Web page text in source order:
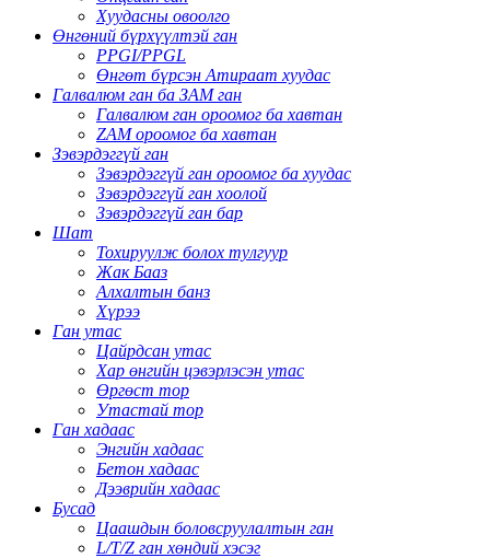
Хуудасны овоолго
Өнгөний бүрхүүлтэй ган
PPGI/PPGL
Өнгөт бүрсэн Атираат хуудас
Галвалюм ган ба ЗАМ ган
Галвалюм ган ороомог ба хавтан
ZAM ороомог ба хавтан
Зэвэрдэггүй ган
Зэвэрдэггүй ган ороомог ба хуудас
Зэвэрдэггүй ган хоолой
Зэвэрдэггүй ган бар
Шат
Тохируулж болох тулгуур
Жак Бааз
Алхалтын банз
Хүрээ
Ган утас
Цайрдсан утас
Хар өнгийн цэвэрлэсэн утас
Өргөст тор
Утастай тор
Ган хадаас
Энгийн хадаас
Бетон хадаас
Дээврийн хадаас
Бусад
Цаашдын боловсруулалтын ган
L/T/Z ган хөндий хэсэг